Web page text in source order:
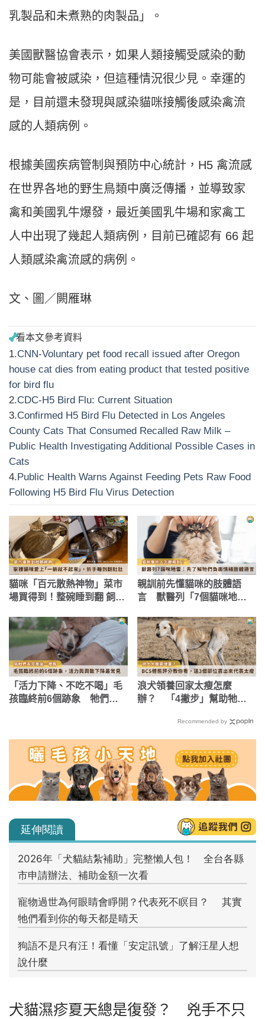
乳製品和未煮熟的肉製品」。
美國獸醫協會表示，如果人類接觸受感染的動
物可能會被感染，但這種情況很少見。幸運的
是，目前還未發現與感染貓咪接觸後感染禽流
感的人類病例。
根據美國疾病管制與預防中心統計，H5 禽流感
在世界各地的野生鳥類中廣泛傳播，並導致家
禽和美國乳牛爆發，最近美國乳牛場和家禽工
人中出現了幾起人類病例，目前已確認有 66 起
人類感染禽流感的病例。
文、圖／闕雁琳
1.CNN-Voluntary pet food recall issued after Oregon
house cat dies from eating product that tested positive
for bird flu
2.CDC-H5 Bird Flu: Current Situation
3.Confirmed H5 Bird Flu Detected in Los Angeles
County Cats That Consumed Recalled Raw Milk –
Public Health Investigating Additional Possible Cases in
Cats
4.Public Health Warns Against Feeding Pets Raw Food
Following H5 Bird Flu Virus Detection
貓咪「百元散熱神物」菜市
場買得到！整碗睡到翻 飼主
親訓前先懂貓咪的肢體語
言 獸醫列「7個貓咪地
「活力下降、不吃不喝」毛
孩臨終前6個跡象 牠們可
浪犬領養回家太瘦怎麼
辦？ 「4撇步」幫助牠們
Recommended by
犬貓濕疹夏天總是復發？ 兇手不只